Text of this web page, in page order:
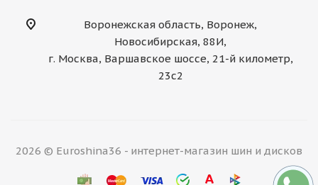
Воронежская область, Воронеж,
Новосибирская, 88И,
г. Москва, Варшавское шоссе, 21-й километр,
23с2
2026 © Euroshina36 - интернет-магазин шин и дисков